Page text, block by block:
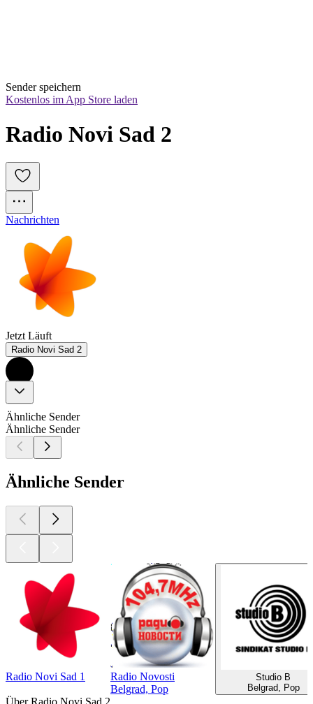
Sender speichern
Kostenlos im App Store laden
Radio Novi Sad 2
Nachrichten
Jetzt Läuft
Radio Novi Sad 2
Ähnliche Sender
Ähnliche Sender
Ähnliche Sender
Radio Novi Sad 1
Radio Novosti
Belgrad, Pop
Studio B
Belgrad, Pop
Über Radio Novi Sad 2